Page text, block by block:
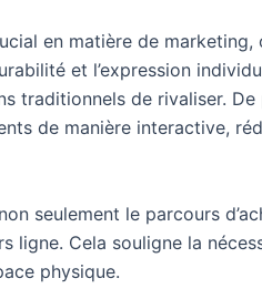
en matière de
et l’expression
traditionnels de rivaliser.
de manière interactive,
seulement le parcours
ligne. Cela souligne la
physique.